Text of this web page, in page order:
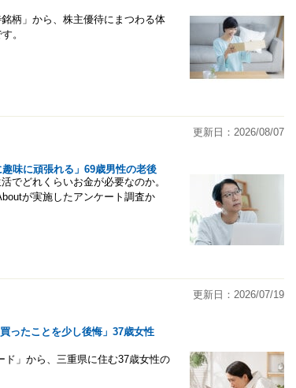
柄」から、株主優待にまつわる体
。
味に頑張れる」69歳男性の老後
更新日：2026/08/07
でどれくらいお金が必要なのか。
が実施したアンケート調査か
ったことを少し後悔」37歳女性
更新日：2026/07/19
」から、三重県に住む37歳女性の